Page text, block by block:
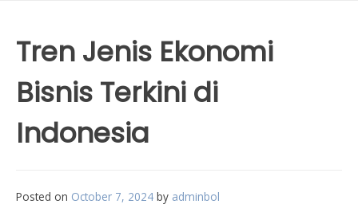
Tren Jenis Ekonomi
Bisnis Terkini di
Indonesia
Posted on October 7, 2024 by adminbol